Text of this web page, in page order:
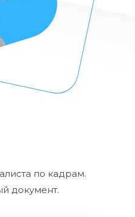
по кадрам.
документ.